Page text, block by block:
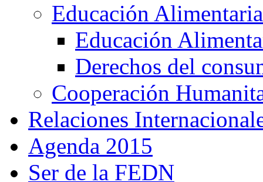
Educación Alimentaria
Educación
Derechos del
Cooperación
Relaciones
Agenda 2015
Ser de la FEDN